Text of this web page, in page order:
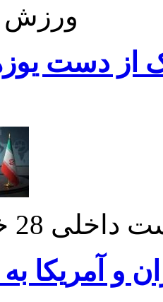
ورزش
از دست
داخلی 28 خرداد 1405
و آمریکا